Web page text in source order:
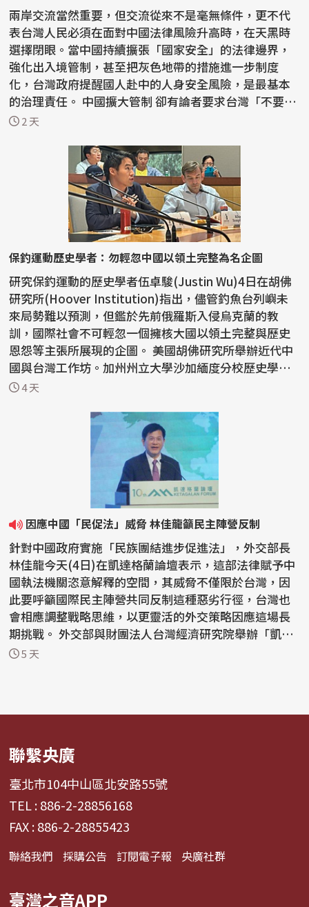
兩岸交流當然重要，但交流從來不是毫無條件，更不代
表台灣人民必須在面對中國法律風險升高時，在天黑時
選擇閉眼。當中國持續擴張「國家安全」的法律邊界，
強化出入境管制，甚至把灰色地帶的措施進一步制度
化，台灣政府提醒國人赴中的人身安全風險，是最基本
的治理責任。 中國擴大管制 卻有論者要求台灣「不要
說」 ...
2 天
保釣運動歷史學者：勿輕忽中國以領土完整為名企圖
研究保釣運動的歷史學者伍卓駿(Justin Wu)4日在胡佛
研究所(Hoover Institution)指出，儘管釣魚台列嶼未
來局勢難以預測，但鑑於先前俄羅斯入侵烏克蘭的教
訓，國際社會不可輕忽一個擁核大國以領土完整與歷史
恩怨等主張所展現的企圖。 美國胡佛研究所舉辦近代中
國與台灣工作坊。加州州立大學沙加緬度分校歷史學者
伍卓駿講...
4 天
因應中國「民促法」威脅 林佳龍籲民主陣營反制
針對中國政府實施「民族團結進步促進法」，外交部長
林佳龍今天(4日)在凱達格蘭論壇表示，這部法律賦予中
國執法機關恣意解釋的空間，其威脅不僅限於台灣，因
此要呼籲國際民主陣營共同反制這種惡劣行徑，台灣也
會相應調整戰略思維，以更靈活的外交策略因應這場長
期挑戰。 外交部與財團法人台灣經濟研究院舉辦「凱達
格蘭...
5 天
聯繫央廣
臺北市104中山區北安路55號
TEL : 886-2-28856168
FAX : 886-2-28855423
聯絡我們 採購公告 訂閱電子報 央廣社群
臺灣之音APP